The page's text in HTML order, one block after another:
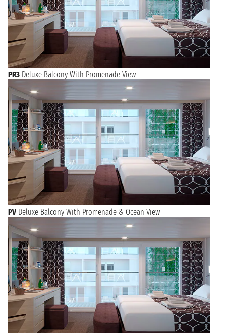
PR3 Deluxe Balcony With Promenade View
PV Deluxe Balcony With Promenade & Ocean View